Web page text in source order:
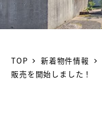
TOP 新着物件情報
販売を開始しました！